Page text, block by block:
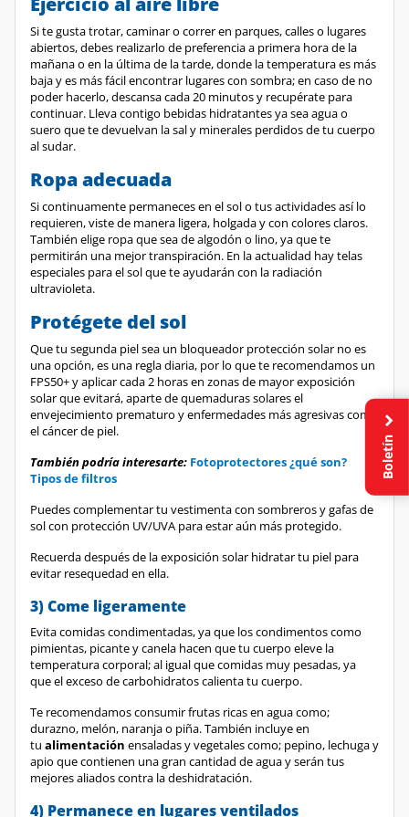
Si te gusta trotar, caminar o correr en parques, calles o lugares
abiertos, debes realizarlo de preferencia a primera hora de la
mañana o en la última de la tarde, donde la temperatura es más
baja y es más fácil encontrar lugares con sombra; en caso de no
poder hacerlo, descansa cada 20 minutos y recupérate para
continuar. Lleva contigo bebidas hidratantes ya sea agua o
suero que te devuelvan la sal y minerales perdidos de tu cuerpo
al sudar.
Ropa adecuada
Si continuamente permaneces en el sol o tus actividades así lo
requieren, viste de manera ligera, holgada y con colores claros.
También elige ropa que sea de algodón o lino, ya que te
permitirán una mejor transpiración. En la actualidad hay telas
especiales para el sol que te ayudarán con la radiación
ultravioleta.
Protégete del sol
Que tu segunda piel sea un bloqueador protección solar no es
una opción, es una regla diaria, por lo que te recomendamos un
FPS50+ y aplicar cada 2 horas en zonas de mayor exposición
solar que evitará, aparte de quemaduras solares el
envejecimiento prematuro y enfermedades más agresivas como
el cáncer de piel.
También podría interesarte:
Tipos de filtros
Puedes complementar tu vestimenta con sombreros y gafas de
sol con protección UV/UVA para estar aún más protegido.
Recuerda después de la exposición solar hidratar tu piel para
evitar resequedad en ella.
3) Come ligeramente
Evita comidas condimentadas, ya que los condimentos como
pimientas, picante y canela hacen que tu cuerpo eleve la
temperatura corporal; al igual que comidas muy pesadas, ya
que el exceso de carbohidratos calienta tu cuerpo.
Te recomendamos consumir frutas ricas en agua como;
durazno, melón, naranja o piña. También incluye en
tualimentaciónensaladas y vegetales como; pepino, lechuga y
apio que contienen una gran cantidad de agua y serán tus
mejores aliados contra la deshidratación.
4) Permanece en lugares ventilados
Boletín